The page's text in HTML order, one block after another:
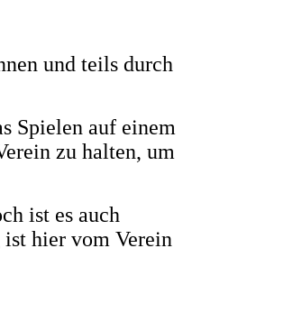
und teils durch
Spielen auf einem
zu halten, um
ist es auch
hier vom Verein